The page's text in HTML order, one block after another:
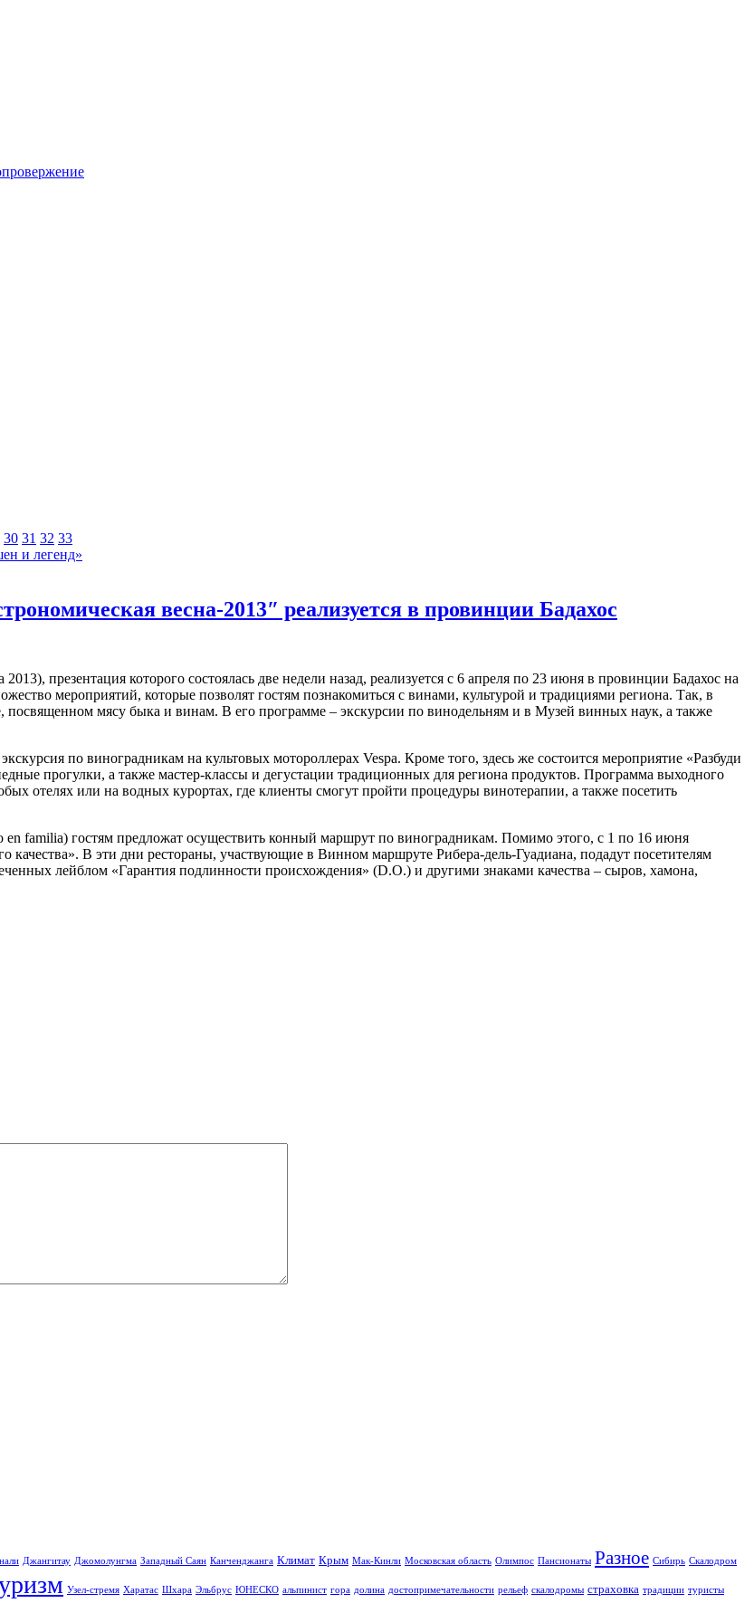
30 31 32 33
и легенд»
весна-2013″ реализуется в провинции Бадахос
презентация которого состоялась две недели назад, реализуется с 6 апреля по 23 июня в провинции Бадахос на
мероприятий, которые позволят гостям познакомиться с винами, культурой и традициями региона. Так, в
посвященном мясу быка и винам. В его программе – экскурсии по винодельням и в Музей винных наук, а также
по виноградникам на культовых мотороллерах Vespa. Кроме того, здесь же состоится мероприятие «Разбуди
прогулки, а также мастер-классы и дегустации традиционных для региона продуктов. Программа выходного
отелях или на водных курортах, где клиенты смогут пройти процедуры винотерапии, а также посетить
familia) гостям предложат осуществить конный маршрут по виноградникам. Помимо этого, с 1 по 16 июня
качества». В эти дни рестораны, участвующие в Винном маршруте Рибера-дель-Гуадиана, подадут посетителям
лейблом «Гарантия подлинности происхождения» (D.O.) и другими знаками качества – сыров, хамона,
Джангитау Джомолунгма Западный Саян Канченджанга Климат Крым Мак-Кинли Московская область Олимпос Пансионаты Разное Сибирь Скалодром
Узел-стремя Харатас Шхара Эльбрус ЮНЕСКО альпинист гора долина достопримечательности рельеф скалодромы страховка традиции туристы